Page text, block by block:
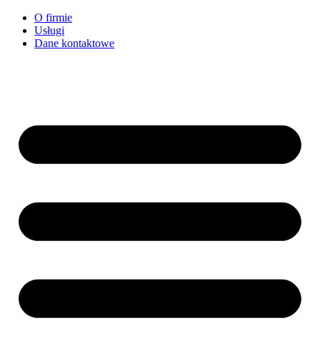
O firmie
Usługi
Dane kontaktowe